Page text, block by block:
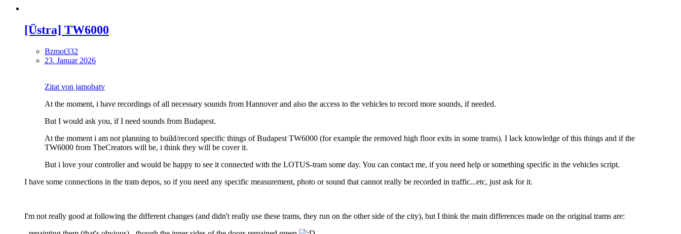
[Üstra] TW6000
Bzmot332
23. Januar 2026
Zitat von jamobatv
At the moment, i have recordings of all necessary sounds from Hannover and also the access to the vehicles to record more sounds, if needed.
But I would ask you, if I need sounds from Budapest.
At the moment i am not planning to build/record specific things of Budapest TW6000 (for example the removed high floor exits in some trams). I lack knowledge of this things and if the
TW6000 from TheCreators will be, i think they will be cover it.
But i love your controller and would be happy to see it connected with the LOTUS-tram some day. You can contact me, if you need help or something specific in the vehicles script.
I have some connections in the tram depos, so if you need any specific measurement, photo or sound that cannot really be recorded in traffic...etc, just ask for it.
I'm not really good at following the different changes (and didn't really use these trams, they run on the other side of the city), but I think the main differences made on the original trams are: